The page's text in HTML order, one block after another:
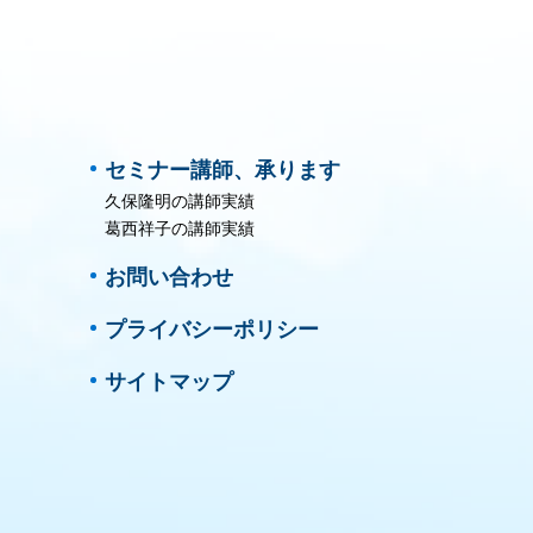
セミナー講師、承ります
久保隆明の講師実績
葛西祥子の講師実績
お問い合わせ
プライバシーポリシー
サイトマップ